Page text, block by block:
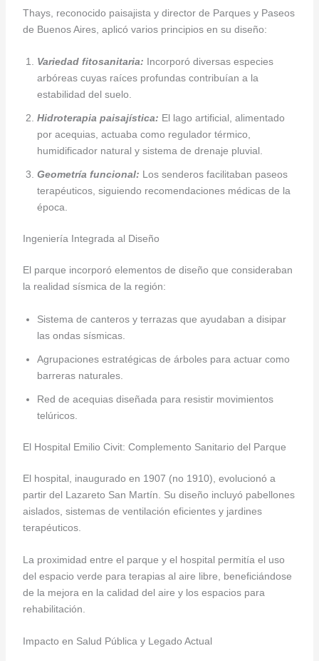
Thays, reconocido paisajista y director de Parques y Paseos
de Buenos Aires, aplicó varios principios en su diseño:
Variedad fitosanitaria: Incorporó diversas especies
arbóreas cuyas raíces profundas contribuían a la
estabilidad del suelo.
Hidroterapia paisajística: El lago artificial, alimentado
por acequias, actuaba como regulador térmico,
humidificador natural y sistema de drenaje pluvial.
Geometría funcional: Los senderos facilitaban paseos
terapéuticos, siguiendo recomendaciones médicas de la
época.
Ingeniería Integrada al Diseño
El parque incorporó elementos de diseño que consideraban
la realidad sísmica de la región:
Sistema de canteros y terrazas que ayudaban a disipar
las ondas sísmicas.
Agrupaciones estratégicas de árboles para actuar como
barreras naturales.
Red de acequias diseñada para resistir movimientos
telúricos.
El Hospital Emilio Civit: Complemento Sanitario del Parque
El hospital, inaugurado en 1907 (no 1910), evolucionó a
partir del Lazareto San Martín. Su diseño incluyó pabellones
aislados, sistemas de ventilación eficientes y jardines
terapéuticos.
La proximidad entre el parque y el hospital permitía el uso
del espacio verde para terapias al aire libre, beneficiándose
de la mejora en la calidad del aire y los espacios para
rehabilitación.
Impacto en Salud Pública y Legado Actual